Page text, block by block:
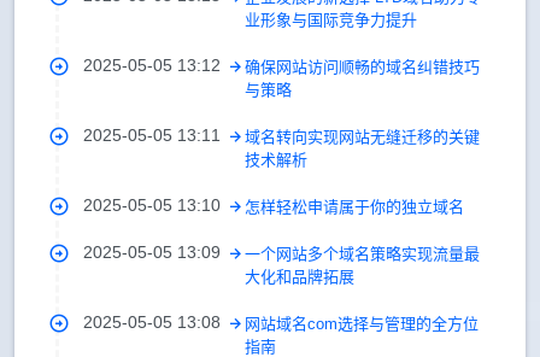
业形象与国际竞争力提升
2025-05-05 13:12
确保网站访问顺畅的域名纠错技巧
与策略
2025-05-05 13:11
域名转向实现网站无缝迁移的关键
技术解析
2025-05-05 13:10 怎样轻松申请属于你的独立域名
2025-05-05 13:09
一个网站多个域名策略实现流量最
大化和品牌拓展
2025-05-05 13:08
网站域名com选择与管理的全方位
指南